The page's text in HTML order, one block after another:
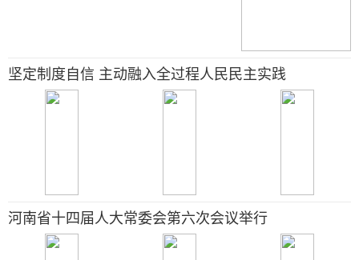
坚定制度自信 主动融入全过程人民民主实践
河南省十四届人大常委会第六次会议举行